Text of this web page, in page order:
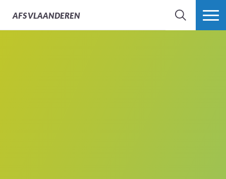
AFSVLAANDEREN
ZOEK MEER